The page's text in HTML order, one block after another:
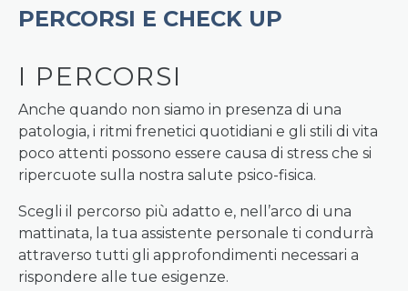
PERCORSI E CHECK UP
I PERCORSI
Anche quando non siamo in presenza di una
patologia, i ritmi frenetici quotidiani e gli stili di vita
poco attenti possono essere causa di stress che si
ripercuote sulla nostra salute psico-fisica.
Scegli il percorso più adatto e, nell’arco di una
mattinata, la tua assistente personale ti condurrà
attraverso tutti gli approfondimenti necessari a
rispondere alle tue esigenze.